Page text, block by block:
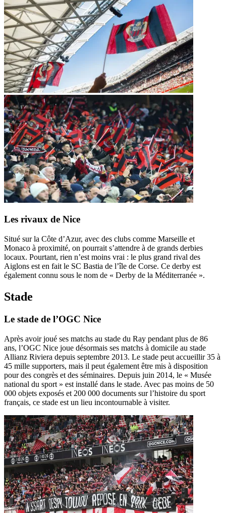
Les rivaux de Nice
Situé sur la Côte d’Azur, avec des clubs comme Marseille et
Monaco à proximité, on pourrait s’attendre à de grands derbies
locaux. Pourtant, rien n’est moins vrai : le plus grand rival des
Aiglons est en fait le SC Bastia de l’île de Corse. Ce derby est
également connu sous le nom de « Derby de la Méditerranée ».
Stade
Le stade de l’OGC Nice
Après avoir joué ses matchs au stade du Ray pendant plus de 86
ans, l’OGC Nice joue désormais ses matchs à domicile au stade
Allianz Riviera depuis septembre 2013. Le stade peut accueillir 35 à
45 mille supporters, mais il peut également être mis à disposition
pour des congrès et des séminaires. Depuis juin 2014, le « Musée
national du sport » est installé dans le stade. Avec pas moins de 50
000 objets exposés et 200 000 documents sur l’histoire du sport
français, ce stade est un lieu incontournable à visiter.